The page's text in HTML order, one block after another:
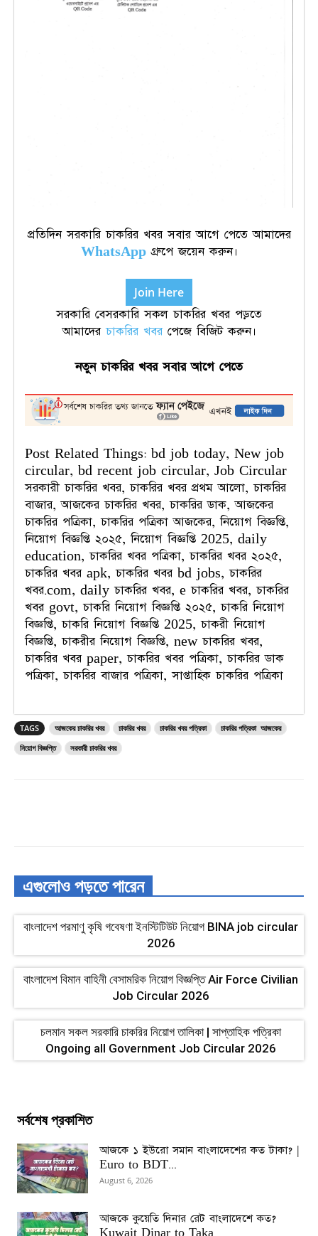
প্রতিদিন সরকারি চাকরির খবর সবার আগে পেতে আমাদের
WhatsAppগ্রুপে জয়েন করুন।
Join Here
সরকারি বেসরকারি সকল চাকরির খবর পড়তে
আমাদেরচাকরির খবরপেজে বিজিট করুন।
নতুন চাকরির খবর সবার আগে পেতে
Post Related Things: bd job today, New job
circular, bd recent job circular, Job Circular
সরকারী চাকরির খবর, চাকরির খবর প্রথম আলো, চাকরির
বাজার, আজকের চাকরির খবর, চাকরির ডাক, আজকের
চাকরির পত্রিকা, চাকরির পত্রিকা আজকের, নিয়োগ বিজ্ঞপ্তি,
নিয়োগ বিজ্ঞপ্তি ২০২৫, নিয়োগ বিজ্ঞপ্তি 2025, daily
education, চাকরির খবর পত্রিকা, চাকরির খবর ২০২৫,
চাকরির খবর apk, চাকরির খবর bd jobs, চাকরির
খবর.com, daily চাকরির খবর, e চাকরির খবর, চাকরির
খবর govt, চাকরি নিয়োগ বিজ্ঞপ্তি ২০২৫, চাকরি নিয়োগ
বিজ্ঞপ্তি, চাকরি নিয়োগ বিজ্ঞপ্তি 2025, চাকরী নিয়োগ
বিজ্ঞপ্তি, চাকরীর নিয়োগ বিজ্ঞপ্তি, new চাকরির খবর,
চাকরির খবর paper, চাকরির খবর পত্রিকা, চাকরির ডাক
পত্রিকা, চাকরির বাজার পত্রিকা, সাপ্তাহিক চাকরির পত্রিকা
TAGS আজকের চাকরির খবর চাকরির খবর চাকরির খবর পত্রিকা
চাকরির পত্রিকা আজকের
নিয়োগ বিজ্ঞপ্তি
সরকারী চাকরির খবর
এগুলোও পড়তে পারেন
বাংলাদেশ পরমাণু কৃষি গবেষণা ইনস্টিটিউট নিয়োগ BINA job circular
2026
বাংলাদেশ বিমান বাহিনী বেসামরিক নিয়োগ বিজ্ঞপ্তি Air Force Civilian
Job Circular 2026
চলমান সকল সরকারি চাকরির নিয়োগ তালিকা | সাপ্তাহিক পত্রিকা
Ongoing all Government Job Circular 2026
সর্বশেষ প্রকাশিত
আজকে ১ ইউরো সমান বাংলাদেশের কত টাকা? |
Euro to BDT...
August 6, 2026
আজকে কুয়েতি দিনার রেট বাংলাদেশে কত?
Kuwait Dinar to Taka